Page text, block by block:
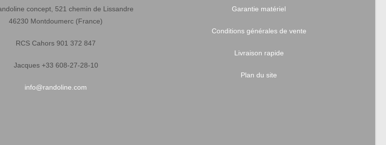
concept, 521 chemin de Lissandre
46230 Montdoumerc (France)
RCS Cahors 901 372 847
Jacques +33 608-27-28-10
info@randoline.com
Garantie matériel
Conditions générales de vente
Livraison rapide
Plan du site